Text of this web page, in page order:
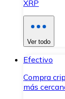
XRP
Ver todo
Efectivo
Compra
más